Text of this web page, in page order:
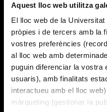
Aquest lloc web utilitza
El lloc web de la
pròpies i de tercers amb la
vostres preferències
al lloc web amb
puguin diferenciar la vostra
usuaris), amb finalitats
interactueu amb el lloc
màrqueting (gestionar la